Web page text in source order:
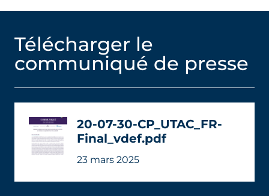
Télécharger le
communiqué de presse
20-07-30-CP_UTAC_FR-
Final_vdef.pdf
23 mars 2025